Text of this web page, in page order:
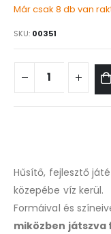
Már csak 8 db van
SKU: 00351
Hűsítő, fejlesztő
közepébe víz kerül.
Formáival és
miközben